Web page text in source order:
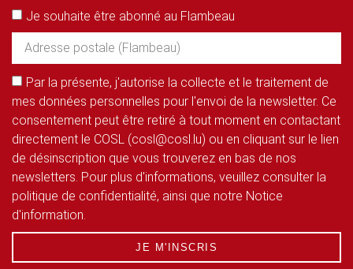
Je souhaite être abonné au Flambeau
Par la présente, j'autorise la collecte et le traitement de
mes données personnelles pour l'envoi de la newsletter. Ce
consentement peut être retiré à tout moment en contactant
directement le COSL (cosl@cosl.lu) ou en cliquant sur le lien
de désinscription que vous trouverez en bas de nos
newsletters. Pour plus d'informations, veuillez consulter la
politique de confidentialité, ainsi que notre Notice
d'information.
JE M'INSCRIS